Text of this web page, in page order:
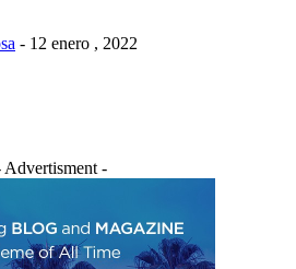
- 12 enero , 2022
Advertisment -